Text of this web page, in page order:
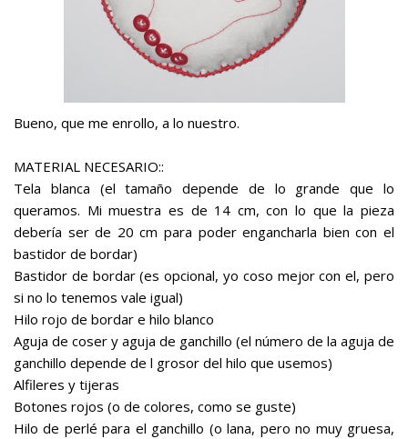
Bueno, que me enrollo, a lo nuestro.
MATERIAL NECESARIO::
Tela blanca (el tamaño depende de lo grande que lo
queramos. Mi muestra es de 14 cm, con lo que la pieza
debería ser de 20 cm para poder engancharla bien con el
bastidor de bordar)
Bastidor de bordar (es opcional, yo coso mejor con el, pero
si no lo tenemos vale igual)
Hilo rojo de bordar e hilo blanco
Aguja de coser y aguja de ganchillo (el número de la aguja de
ganchillo depende de l grosor del hilo que usemos)
Alfileres y tijeras
Botones rojos (o de colores, como se guste)
Hilo de perlé para el ganchillo (o lana, pero no muy gruesa,